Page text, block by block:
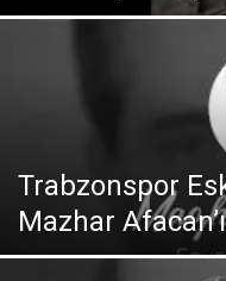
Trabzonspor
Mazhar